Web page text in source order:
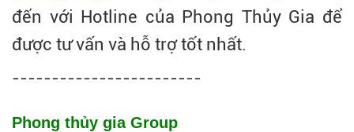
đến với Hotline của Phong Thủy Gia để
được tư vấn và hỗ trợ tốt nhất.
------------------------
Phong thủy gia Group